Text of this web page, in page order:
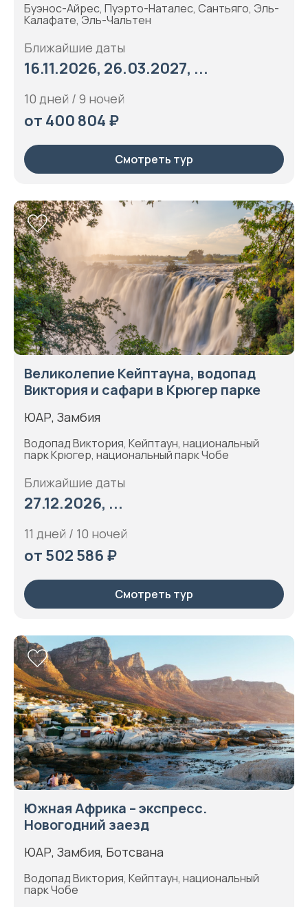
Буэнос-Айрес, Пуэрто-Наталес, Сантьяго, Эль-
Калафате, Эль-Чальтен
Ближайшие даты
16.11.2026, 26.03.2027, ...
10 дней / 9 ночей
от 400 804 ₽
Смотреть тур
Великолепие Кейптауна, водопад
Виктория и сафари в Крюгер парке
ЮАР, Замбия
Водопад Виктория, Кейптаун, национальный
парк Крюгер, национальный парк Чобе
Ближайшие даты
27.12.2026, ...
11 дней / 10 ночей
от 502 586 ₽
Смотреть тур
Южная Африка – экспресс.
Новогодний заезд
ЮАР, Замбия, Ботсвана
Водопад Виктория, Кейптаун, национальный
парк Чобе